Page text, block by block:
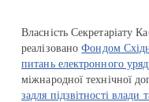
Власність Секретаріату
реалізованоФондом
питань електронного
міжнародної технічної
задля підзвітності влади